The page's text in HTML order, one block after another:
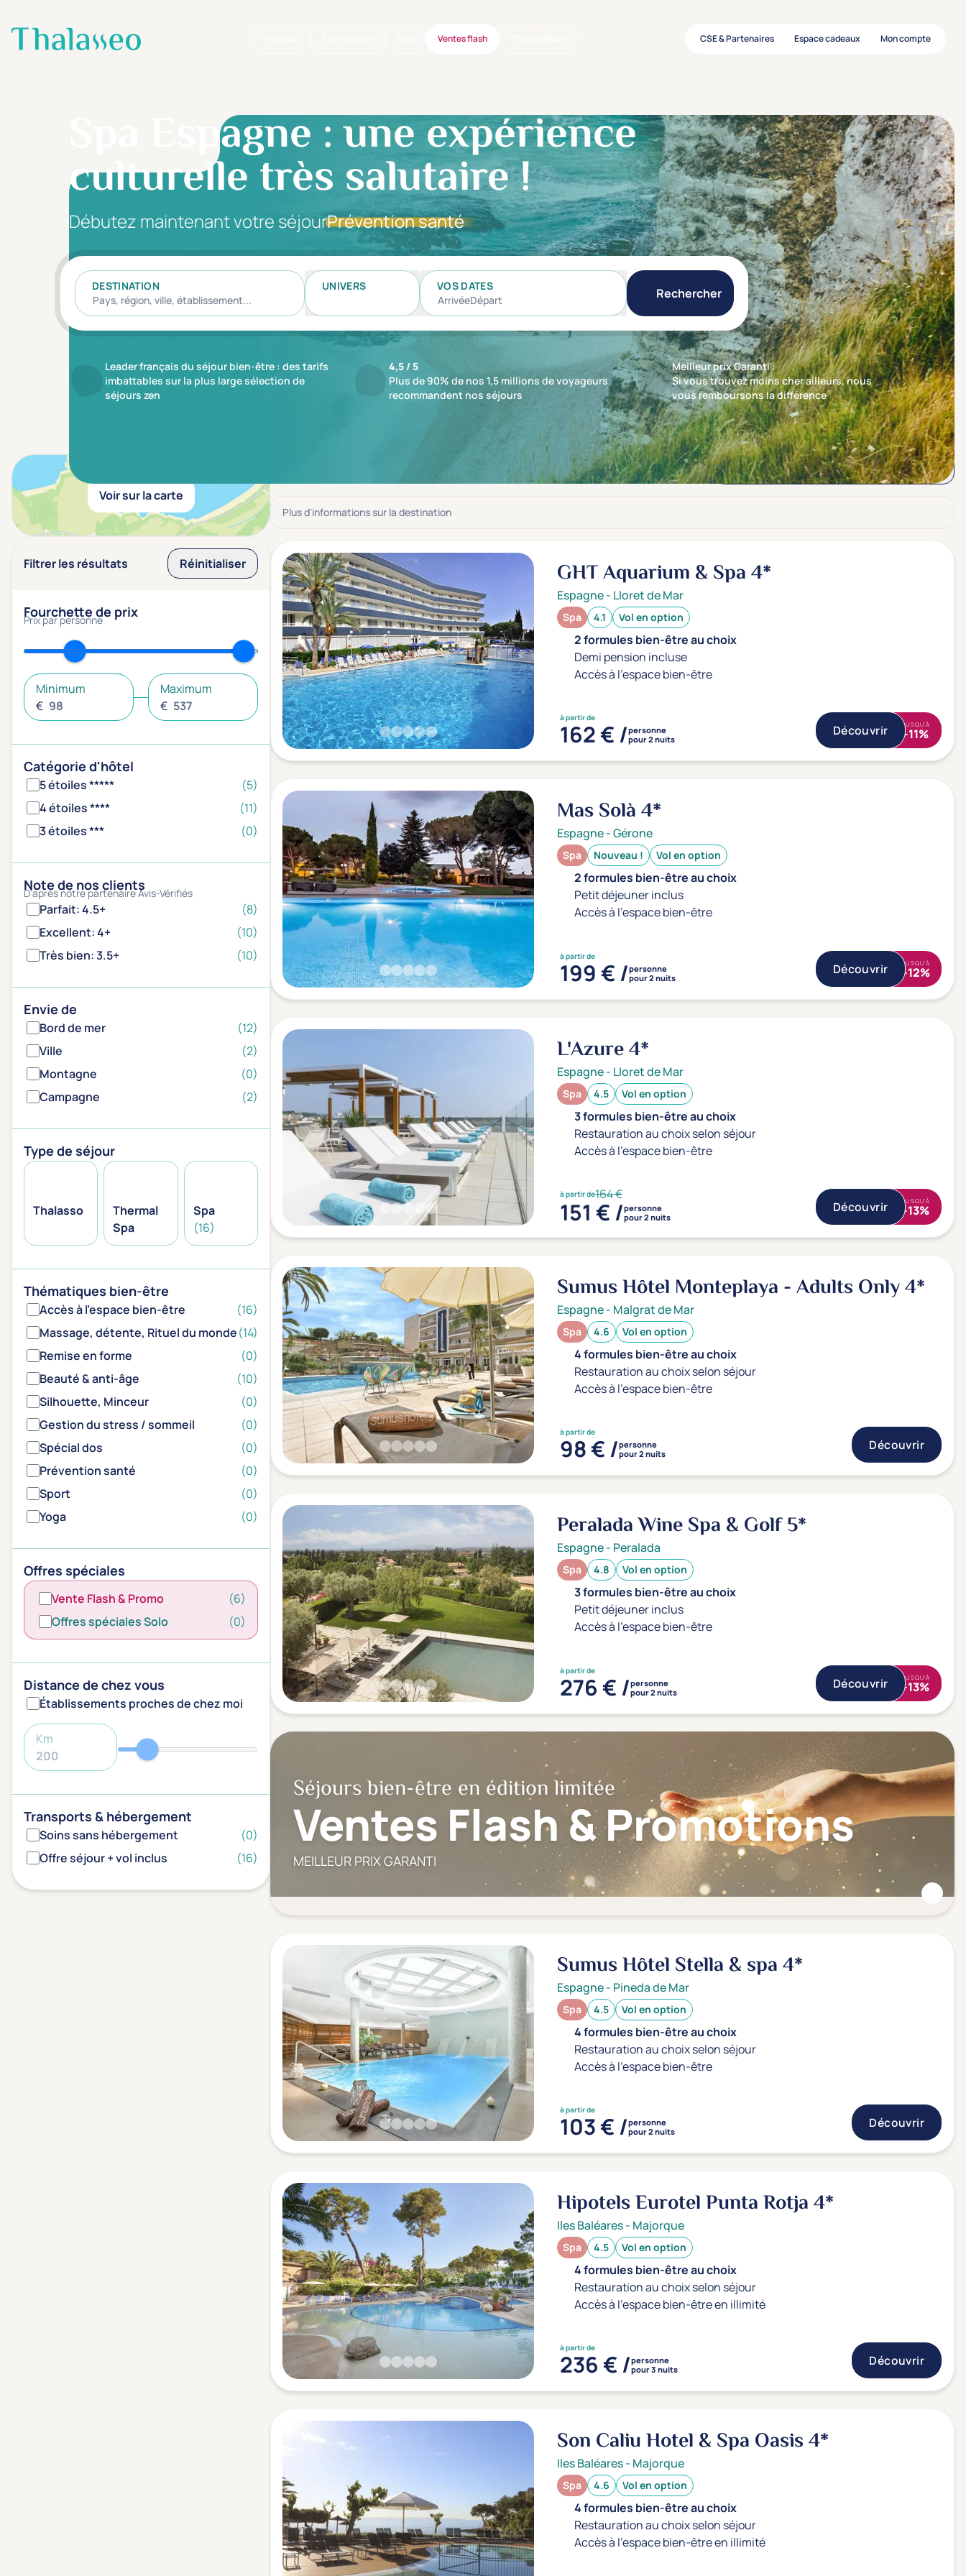
Aller au contenu principal Ventes flash CSE & Partenaires Espace cadeaux Mon compte
Spa Espagne : une expérience
culturelle très salutaire !
Débutez maintenant votre séjourPrévention santé
DESTINATION UNIVERS
VOS DATES
ArrivéeDépart Rechercher
Leader français du séjour bien-être : des tarifs
imbattables sur la plus large sélection de
séjours zen
4,5 / 5
Plus de 90% de nos 1,5 millions de voyageurs
recommandent nos séjours
Meilleur prix Garanti :
Si vous trouvez moins cher ailleurs, nous
vous remboursons la différence
Voir sur la carte
Filtrer les résultats Réinitialiser
Fourchette de prix
Prix par personne
Minimum
€
Maximum
€
Catégorie d'hôtel
5 étoiles *****
(5)
4 étoiles ****
(11)
3 étoiles ***
(0)
Note de nos clients
D'après notre partenaire Avis-Vérifiés
Parfait: 4.5+
(8)
Excellent: 4+
(10)
Très bien: 3.5+
(10)
Envie de
Bord de mer
(12)
Ville
(2)
Montagne
(0)
Campagne
(2)
Type de séjour
Thalasso
Thermal
Spa
Spa
(16)
Thématiques bien-être
Accès à l'espace bien-être
(16)
Massage, détente, Rituel du monde(14)
Remise en forme
(0)
Beauté & anti-âge
(10)
Silhouette, Minceur
(0)
Gestion du stress / sommeil
(0)
Spécial dos
(0)
Prévention santé
(0)
Sport
(0)
Yoga
(0)
Offres spéciales
Vente Flash & Promo
(6)
Offres spéciales Solo
(0)
Distance de chez vous
Établissements proches de chez moi
Km
Transports & hébergement
Soins sans hébergement
(0)
Offre séjour + vol inclus
(16)
jusqu'à -54% Trier par Nos recommandations en premier
Plus d'informations sur la destination
GHT Aquarium & Spa4*
Espagne- Lloret de Mar
Spa 4.1 Vol en option
2 formules bien-être au choix
Demi pension incluse
Accès à l'espace bien-être
à partir de
162 € /personne
pour 2 nuits
Découvrir JUSQU'À
-11%
Mas Solà4*
Espagne-Gérone
Spa Nouveau ! Vol en option
2 formules bien-être au choix
Petit déjeuner inclus
Accès à l'espace bien-être
à partir de
199 € /personne
pour 2 nuits
Découvrir JUSQU'À
-12%
L'Azure4*
Espagne- Lloret de Mar
Spa 4.5 Vol en option
3 formules bien-être au choix
Restauration au choix selon séjour
Accès à l'espace bien-être
à partir de164 €
151 € /personne
pour 2 nuits
Découvrir JUSQU'À
-13%
Sumus Hôtel Monteplaya - Adults Only4*
Espagne- Malgrat de Mar
Spa 4.6 Vol en option
4 formules bien-être au choix
Restauration au choix selon séjour
Accès à l'espace bien-être
à partir de
98 € /personne
pour 2 nuits
Découvrir
Peralada Wine Spa & Golf5*
Espagne- Peralada
Spa 4.8 Vol en option
3 formules bien-être au choix
Petit déjeuner inclus
Accès à l'espace bien-être
à partir de
276 € /personne
pour 2 nuits
Découvrir JUSQU'À
-13%
Séjours bien-être en édition limitée
Ventes Flash & Promotions
MEILLEUR PRIX GARANTI
Sumus Hôtel Stella & spa4*
Espagne- Pineda de Mar
Spa 4.5 Vol en option
4 formules bien-être au choix
Restauration au choix selon séjour
Accès à l'espace bien-être
à partir de
103 € /personne
pour 2 nuits
Découvrir
Hipotels Eurotel Punta Rotja4*
Iles Baléares- Majorque
Spa 4.5 Vol en option
4 formules bien-être au choix
Restauration au choix selon séjour
Accès à l'espace bien-être en illimité
à partir de
236 € /personne
pour 3 nuits
Découvrir
Son Caliu Hotel & Spa Oasis4*
Iles Baléares- Majorque
Spa 4.6 Vol en option
4 formules bien-être au choix
Restauration au choix selon séjour
Accès à l'espace bien-être en illimité